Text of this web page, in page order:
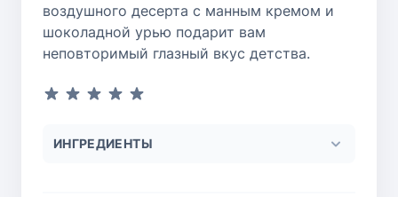
воздушного десерта с манным кремом и
шоколадной урью подарит вам
неповторимый глазный вкус детства.
ИНГРЕДИЕНТЫ